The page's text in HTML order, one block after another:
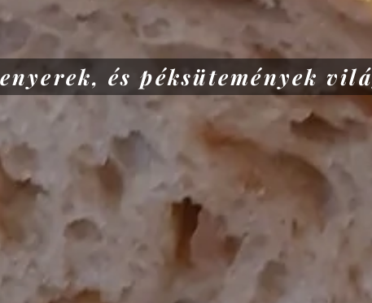
és péksütemények